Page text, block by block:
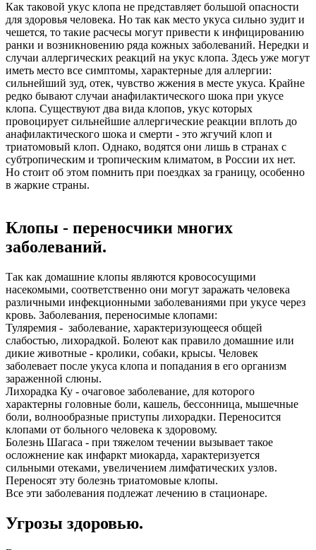
Как таковой укус клопа не представляет большой опасности
для здоровья человека. Но так как место укуса сильно зудит и
чешется, то такие расчесы могут привести к инфицированию
ранки и возникновению ряда кожных заболеваний. Нередки и
случаи аллергических реакций на укус клопа. Здесь уже могут
иметь место все симптомы, характерные для аллергии:
сильнейший зуд, отек, чувство жжения в месте укуса. Крайне
редко бывают случаи анафилактического шока при укусе
клопа. Существуют два вида клопов, укус которых
провоцирует сильнейшие аллергические реакции вплоть до
анафилактического шока и смерти - это жгучий клоп и
триатомовый клоп. Однако, водятся они лишь в странах с
субтропическим и тропическим климатом, в России их нет.
Но стоит об этом помнить при поездках за границу, особенно
в жаркие страны.
Клопы - переносчики многих
заболеваний.
Так как домашние клопы являются кровососущими
насекомыми, соответственно они могут заражать человека
различными инфекционными заболеваниями при укусе через
кровь. Заболевания, переносимые клопами:
Туляремия - заболевание, характеризующееся общей
слабостью, лихорадкой. Болеют как правило домашние или
дикие животные - кролики, собаки, крысы. Человек
заболевает после укуса клопа и попадания в его организм
зараженной слюны.
Лихорадка Ку - очаговое заболевание, для которого
характерны головные боли, кашель, бессонница, мышечные
боли, волнообразные приступы лихорадки. Переносится
клопами от больного человека к здоровому.
Болезнь Шагаса - при тяжелом течении вызывает такое
осложнение как инфаркт миокарда, характеризуется
сильными отеками, увеличением лимфатических узлов.
Переносят эту болезнь триатомовые клопы.
Все эти заболевания подлежат лечению в стационаре.
Угрозы здоровью.